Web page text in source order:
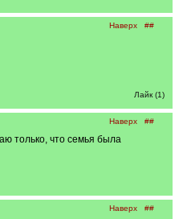
Наверх ##
Лайк (1)
Наверх ##
только, что семья была
Наверх ##